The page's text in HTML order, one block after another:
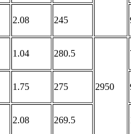
2.08 245
1.04 280.5
2950
1.75 275
2.08 269.5